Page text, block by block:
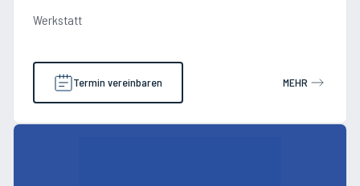
Werkstatt
Termin vereinbaren MEHR